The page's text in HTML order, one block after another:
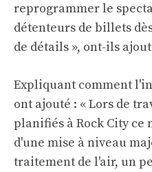
reprogrammer le
détenteurs de billets
de détails », ont-ils
Expliquant comment
ont ajouté : « Lors de
planifiés à Rock City ce
d'une mise à niveau
traitement de l'air, un